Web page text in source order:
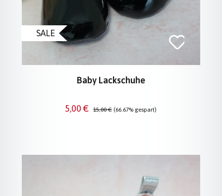
SALE
Baby Lackschuhe
Verkaufspreis:
5,00 € Regulärer Preis:
15,00 € (66.67% gespart)